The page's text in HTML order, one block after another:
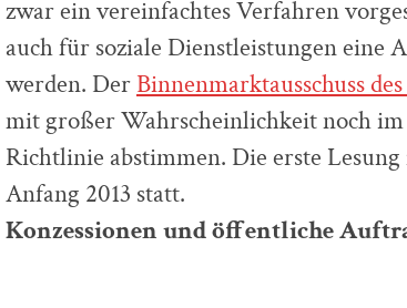
zwar ein vereinfachtes Verfahren
auch für soziale Dienstleistungen eine
werden. Der Binnenmarktausschuss
mit großer Wahrscheinlichkeit noch im
Richtlinie abstimmen. Die erste
Anfang 2013 statt.
Konzessionen und öffentliche